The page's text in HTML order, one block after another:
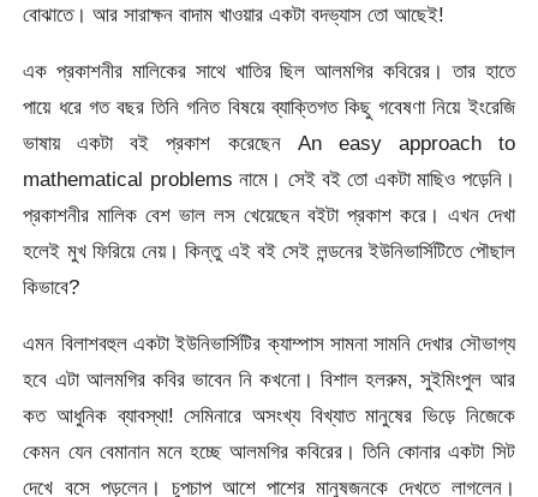
বোঝাতে। আর সারাক্ষন বাদাম খাওয়ার একটা বদভ্যাস তো আছেই!
এক প্রকাশনীর মালিকের সাথে খাতির ছিল আলমগির কবিরের। তার হাতে
পায়ে ধরে গত বছর তিনি গনিত বিষয়ে ব্যাক্তিগত কিছু গবেষণা নিয়ে ইংরেজি
ভাষায় একটা বই প্রকাশ করেছেন An easy approach to
mathematical problems নামে। সেই বই তো একটা মাছিও পড়েনি।
প্রকাশনীর মালিক বেশ ভাল লস খেয়েছেন বইটা প্রকাশ করে। এখন দেখা
হলেই মুখ ফিরিয়ে নেয়। কিন্তু এই বই সেই লন্ডনের ইউনিভার্সিটিতে পৌছাল
কিভাবে?
এমন বিলাশবহুল একটা ইউনিভার্সিটির ক্যাম্পাস সামনা সামনি দেখার সৌভাগ্য
হবে এটা আলমগির কবির ভাবেন নি কখনো। বিশাল হলরুম, সুইমিংপুল আর
কত আধুনিক ব্যাবস্থা! সেমিনারে অসংখ্য বিখ্যাত মানুষের ভিড়ে নিজেকে
কেমন যেন বেমানান মনে হচ্ছে আলমগির কবিরের। তিনি কোনার একটা সিট
দেখে বসে পড়লেন। চুপচাপ আশে পাশের মানুষজনকে দেখতে লাগলেন।